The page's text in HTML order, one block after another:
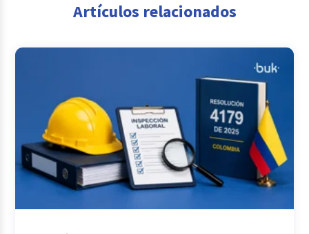
Artículos relacionados